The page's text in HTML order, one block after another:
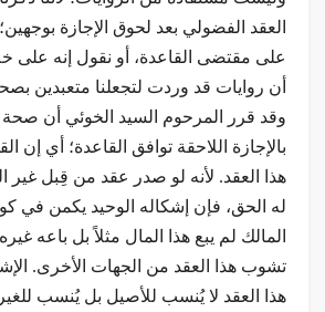
العقد الفضولي بعد لحوق الإجازة
على مقتضى القاعدة، أو نقول إنه على
أن روايات قد وردت لتجعلنا متعبدين
وقد قرر المرحوم السيد الخوئي أن صحة
بالإجازة اللاحقة توافق القاعدة؛ أي إن
هذا العقد. لأنه لو صدر عقد من قِبل غير
له الحق، فإن إشكاله الوحيد يكمن في
المالك لم يبع هذا المال مثلاً بل باعه
تشوب هذا العقد من الجهات الأخرى.
هذا العقد لا يُنسب للأصيل بل يُنسب